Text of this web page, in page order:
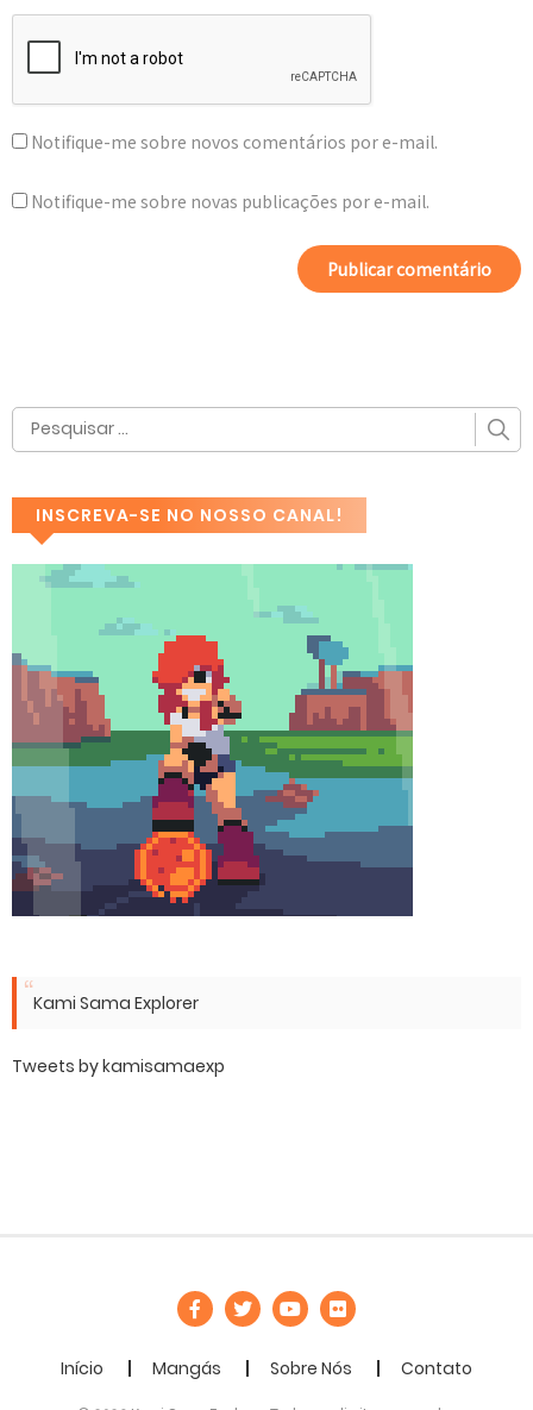
Notifique-me sobre novos comentários por e-mail.
Notifique-me sobre novas publicações por e-mail.
INSCREVA-SE NO NOSSO CANAL!
Kami Sama Explorer
Tweets by kamisamaexp
Início Mangás Sobre Nós Contato